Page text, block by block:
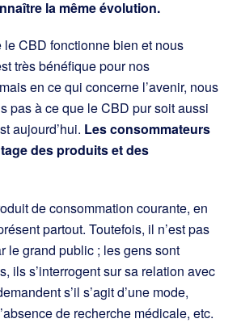
la même évolution.
le CBD fonctionne bien et nous
très bénéfique pour nos
en ce qui concerne l’avenir, nous
pas à ce que le CBD pur soit aussi
aujourd’hui. Les consommateurs
des produits et des
de consommation courante, en
partout. Toutefois, il n’est pas
le grand public ; les gens sont
ils s’interrogent sur sa relation avec
s’il s’agit d’une mode,
de recherche médicale, etc.